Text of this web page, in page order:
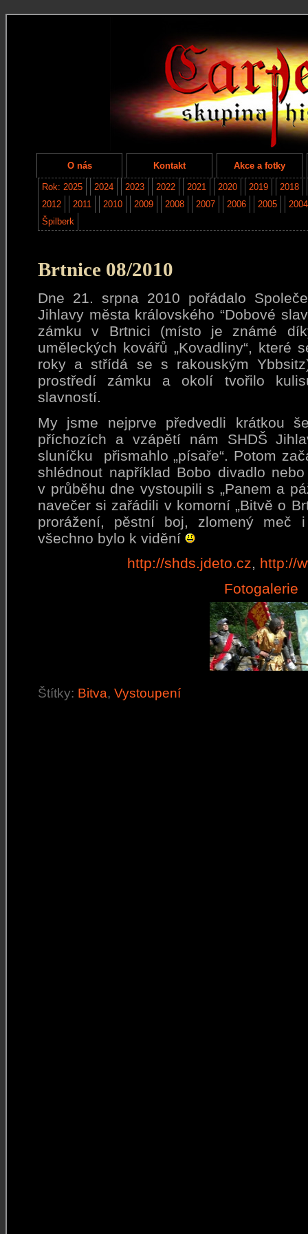
O nás Kontakt Akce a fotky
Rok: 2025 2024 2023 2022 2021 2020 2019
2018
2012
2011 2010 2009 2008 2007 2006 2005
2004
Špilberk
Brtnice 08/2010
Dne 21. srpna 2010 pořádalo
Jihlavy města královského “Dobové
zámku v Brtnici (místo je známé
uměleckých kovářů „Kovadliny“, které
roky a střídá se s rakouským
prostředí zámku a okolí tvořilo
slavností.
My jsme nejprve předvedli krátkou
příchozích a vzápětí nám SHDŠ
sluníčku přismahlo „písaře“. Potom
shlédnout například Bobo divadlo
v průběhu dne vystoupili s „Panem a
navečer si zařádili v komorní „Bitvě o
prorážení, pěstní boj, zlomený meč
všechno bylo k vidění
http://shds.jdeto.cz, http://
Fotogalerie
Štítky: Bitva, Vystoupení